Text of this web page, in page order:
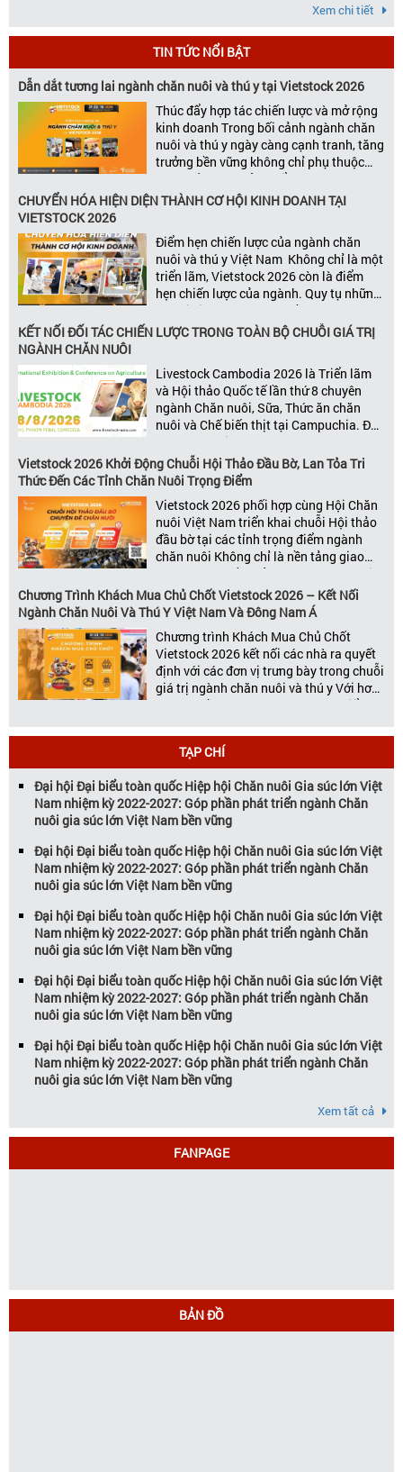
Xem chi tiết
TIN TỨC NỔI BẬT
Dẫn dắt tương lai ngành chăn nuôi và thú y tại Vietstock 2026
Thúc đẩy hợp tác chiến lược và mở rộng
kinh doanh Trong bối cảnh ngành chăn
nuôi và thú y ngày càng cạnh tranh, tăng
trưởng bền vững không chỉ phụ thuộc
vào chất lượng sản phẩm hay năng lực
đổi mới, mà còn được thúc đẩy bởi khả
năng xây dựng các mối quan […]
CHUYỂN HÓA HIỆN DIỆN THÀNH CƠ HỘI KINH DOANH TẠI
VIETSTOCK 2026
Điểm hẹn chiến lược của ngành chăn
nuôi và thú y Việt Nam Không chỉ là một
triển lãm, Vietstock 2026 còn là điểm
hẹn chiến lược của ngành. Quy tụ những
đơn vị kinh doanh hàng đầu, những lãnh
đạo và nhà cung cấp trong chuỗi giá
trị ngành, Vietstock mang đến nền tảng
giá trị […]
KẾT NỐI ĐỐI TÁC CHIẾN LƯỢC TRONG TOÀN BỘ CHUỖI GIÁ TRỊ
NGÀNH CHĂN NUÔI
Livestock Cambodia 2026 là Triển lãm
và Hội thảo Quốc tế lần thứ 8 chuyên
ngành Chăn nuôi, Sữa, Thức ăn chăn
nuôi và Chế biến thịt tại Campuchia. Đây
được đánh giá là một trong những sự
kiện thương mại thường niên uy tín và
đáng chú ý nhất của ngành nông nghiệp
– chăn […]
Vietstock 2026 Khởi Động Chuỗi Hội Thảo Đầu Bờ, Lan Tỏa Tri
Thức Đến Các Tỉnh Chăn Nuôi Trọng Điểm
Vietstock 2026 phối hợp cùng Hội Chăn
nuôi Việt Nam triển khai chuỗi Hội thảo
đầu bờ tại các tỉnh trọng điểm ngành
chăn nuôi Không chỉ là nền tảng giao
thương hàng đầu của ngành chăn nuôi
và thú y, Vietstock còn là triển lãm duy
nhất tại Việt Nam tổ chức thường niên
Chương Trình Khách Mua Chủ Chốt Vietstock 2026 – Kết Nối
Ngành Chăn Nuôi Và Thú Y Việt Nam Và Đông Nam Á
Chương trình Khách Mua Chủ Chốt
Vietstock 2026 kết nối các nhà ra quyết
định với các đơn vị trưng bày trong chuỗi
giá trị ngành chăn nuôi và thú y Với hơn
20 năm đồng hành cùng sự phát triển
Vietstock đã khẳng định vị thế là triển […]
TẠP CHÍ
Đại hội Đại biểu toàn quốc Hiệp hội Chăn nuôi Gia súc lớn Việt
Nam nhiệm kỳ 2022-2027: Góp phần phát triển ngành Chăn
nuôi gia súc lớn Việt Nam bền vững
Đại hội Đại biểu toàn quốc Hiệp hội Chăn nuôi Gia súc lớn Việt
Nam nhiệm kỳ 2022-2027: Góp phần phát triển ngành Chăn
nuôi gia súc lớn Việt Nam bền vững
Đại hội Đại biểu toàn quốc Hiệp hội Chăn nuôi Gia súc lớn Việt
Nam nhiệm kỳ 2022-2027: Góp phần phát triển ngành Chăn
nuôi gia súc lớn Việt Nam bền vững
Đại hội Đại biểu toàn quốc Hiệp hội Chăn nuôi Gia súc lớn Việt
Nam nhiệm kỳ 2022-2027: Góp phần phát triển ngành Chăn
nuôi gia súc lớn Việt Nam bền vững
Đại hội Đại biểu toàn quốc Hiệp hội Chăn nuôi Gia súc lớn Việt
Nam nhiệm kỳ 2022-2027: Góp phần phát triển ngành Chăn
nuôi gia súc lớn Việt Nam bền vững
Xem tất cả
FANPAGE
BẢN ĐỒ